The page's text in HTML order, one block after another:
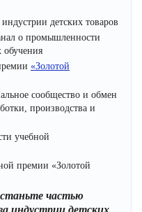
детских товаров
о промышленности
обучения
«Золотой
сообщество и обмен
производства и
учебной
премии «Золотой
станьте частью
индустрии детских